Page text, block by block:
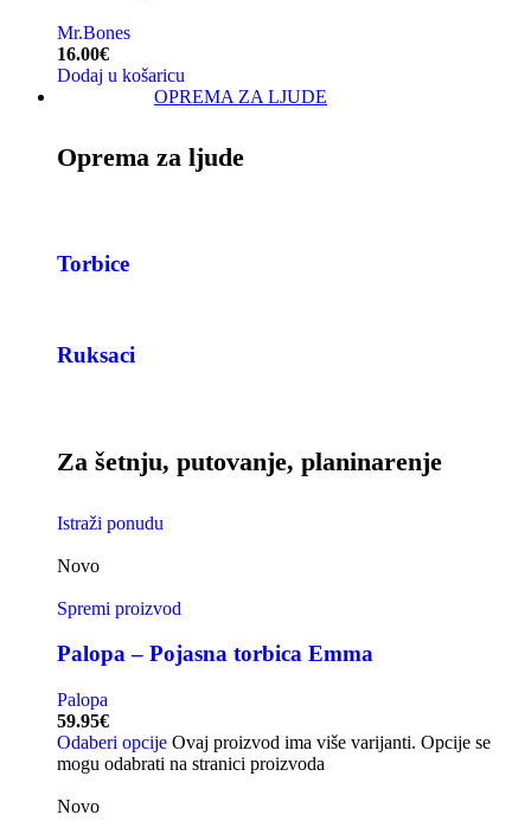
Mr.Bones
16.00€
Dodaj u košaricu
OPREMA ZA LJUDE
Oprema za ljude
Torbice
Ruksaci
Za šetnju, putovanje, planinarenje
Istraži ponudu
Novo
Spremi proizvod
Palopa – Pojasna torbica Emma
Palopa
59.95€
Odaberi opcije Ovaj proizvod ima više varijanti. Opcije se
mogu odabrati na stranici proizvoda
Novo